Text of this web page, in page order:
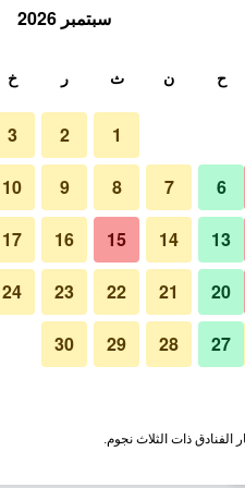
مطعم
صور لـ إن واي إكس هوتل بيلباو باي
سبتمبر 2026
ح ن ث ر خ
1
2
3
6
7
8
9
10
13
14
15
16
17
20
21
22
23
24
27
28
29
30
ذات الثلاث نجوم.